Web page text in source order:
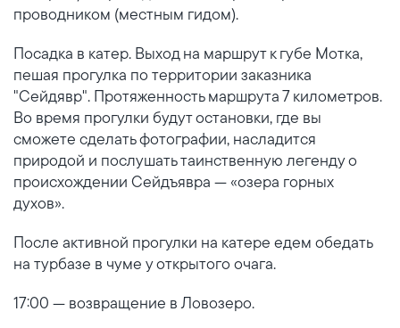
проводником (местным гидом).
Посадка в катер. Выход на маршрут к губе Мотка,
пешая прогулка по территории заказника
"Сейдявр". Протяженность маршрута 7 километров.
Во время прогулки будут остановки, где вы
сможете сделать фотографии, насладится
природой и послушать таинственную легенду о
происхождении Сейдъявра — «озера горных
духов».
После активной прогулки на катере едем обедать
на турбазе в чуме у открытого очага.
17:00 — возвращение в Ловозеро.